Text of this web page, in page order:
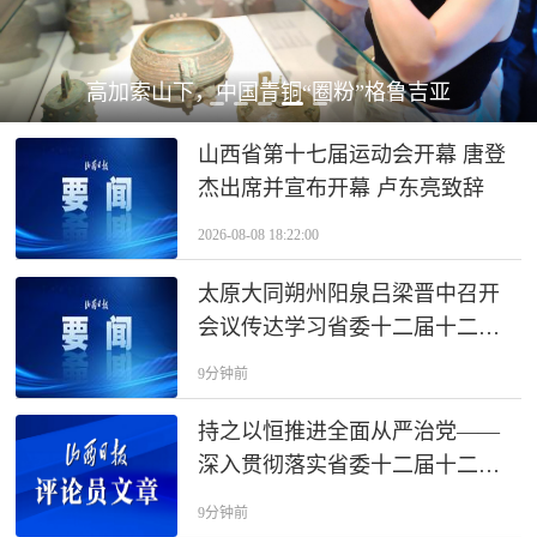
高加索山下，中国青铜“圈粉”格鲁吉亚
山西省第十七届运动会开幕 唐登
杰出席并宣布开幕 卢东亮致辞
2026-08-08 18:22:00
太原大同朔州阳泉吕梁晋中召开
会议传达学习省委十二届十二次
全会精神
9分钟前
持之以恒推进全面从严治党——
深入贯彻落实省委十二届十二次
全会精神
9分钟前